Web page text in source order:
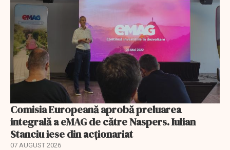
Comisia Europeană aprobă preluarea
integrală a eMAG de către Naspers. Iulian
Stanciu iese din acționariat
07 AUGUST 2026